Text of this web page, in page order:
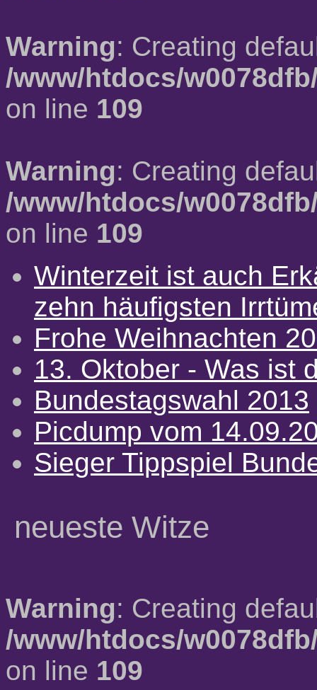
Warning: Creating
/www/htdocs/
on line 109
Warning: Creating
/www/htdocs/
on line 109
Winterzeit ist auch
zehn häufigsten
Frohe Weihnachten
13. Oktober - Was ist
Bundestagswahl 2013
Picdump vom
Sieger Tippspiel
neueste Witze
Warning: Creating
/www/htdocs/
on line 109